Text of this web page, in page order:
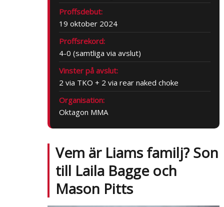
Proffsdebut:
19 oktober 2024
Proffsrekord:
4-0 (samtliga via avslut)
Vinster på avslut:
2 via TKO + 2 via rear naked choke
Organisation:
Oktagon MMA
Vem är Liams familj? Son
till Laila Bagge och
Mason Pitts